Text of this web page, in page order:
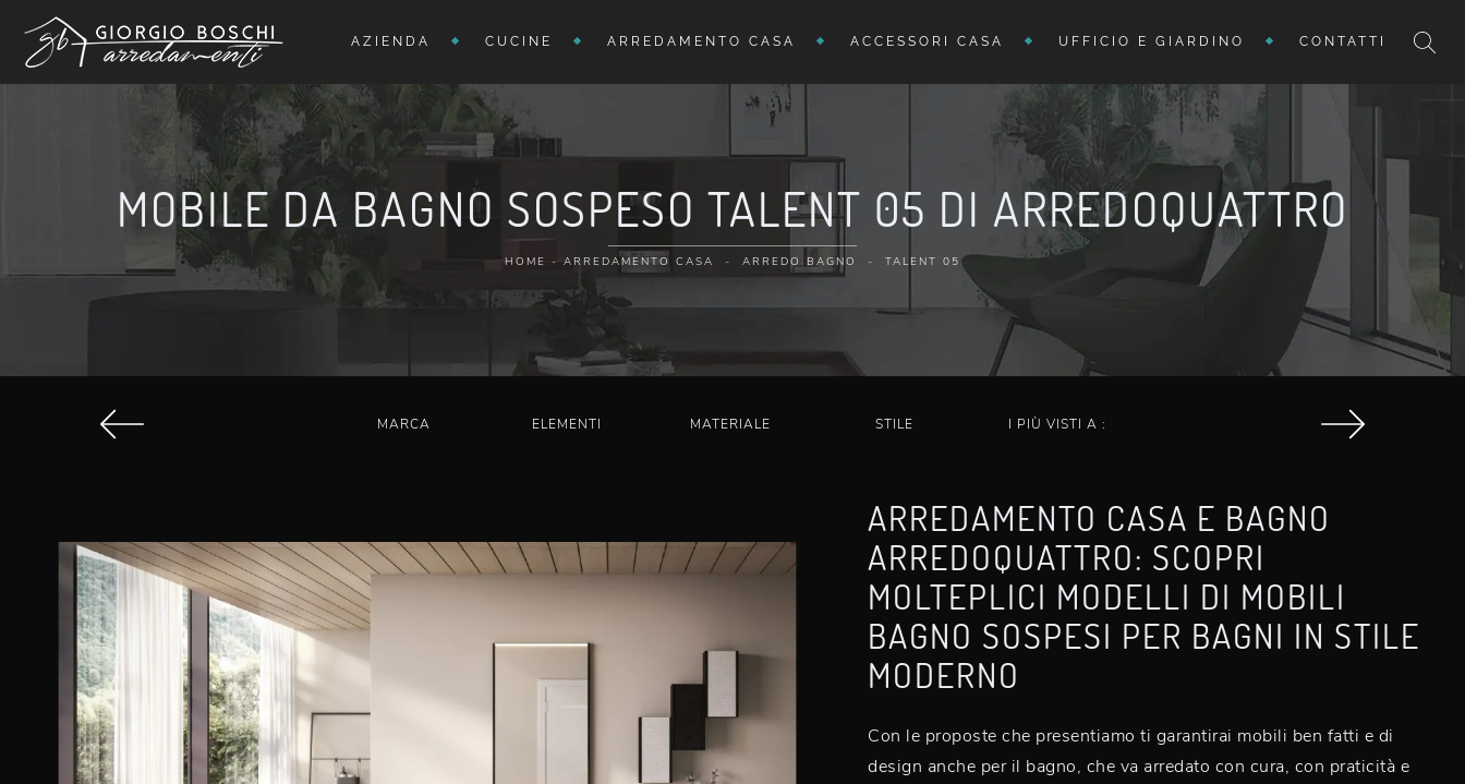
AZIENDA CUCINE ARREDAMENTO CASA ACCESSORI CASA UFFICIO E GIARDINO CONTATTI
MOBILE DA BAGNO SOSPESO TALENT 05 DI ARREDOQUATTRO
HOME - ARREDAMENTO CASA - ARREDO BAGNO - TALENT 05
MARCA ELEMENTI MATERIALE STILE I PIÙ VISTI A :
ARREDAMENTO CASA E BAGNO
ARREDOQUATTRO: SCOPRI
MOLTEPLICI MODELLI DI MOBILI
BAGNO SOSPESI PER BAGNI IN STILE
MODERNO
Con le proposte che presentiamo ti garantirai mobili ben fatti e di
design anche per il bagno, che va arredato con cura, con praticità e